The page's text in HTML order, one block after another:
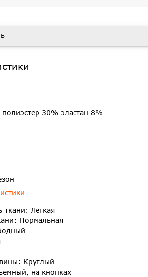
полиэстер 30% эластан 8%
ткани: Легкая
Нормальная
Круглый
на кнопках